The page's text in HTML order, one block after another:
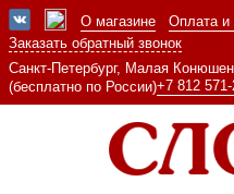
О магазине Оплата и
Заказать обратный звонок
Санкт-Петербург, Малая
(бесплатно по России)+7 812